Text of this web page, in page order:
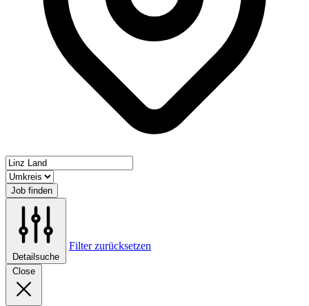
Job finden
Detailsuche
Filter zurücksetzen
Close